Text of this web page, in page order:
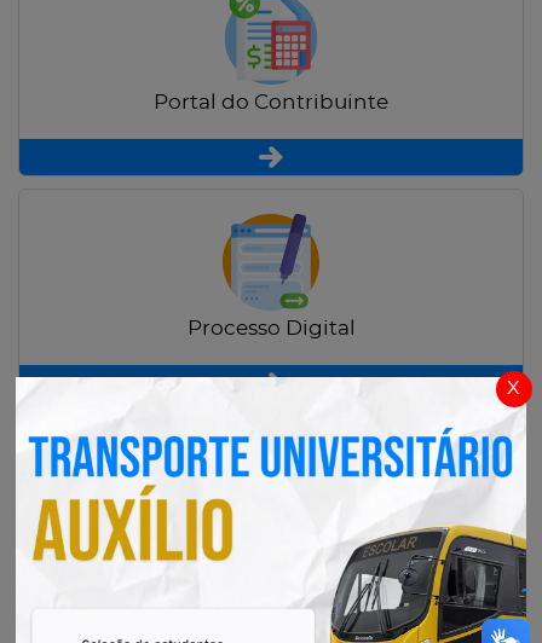
x
Portal do Contribuinte
Processo Digital
Radar Transparência Pública